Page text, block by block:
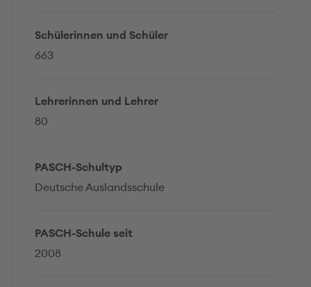
Schülerinnen und Schüler
663
Lehrerinnen und Lehrer
80
PASCH-Schultyp
Deutsche Auslandsschule
PASCH-Schule seit
2008